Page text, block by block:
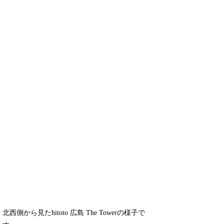
北西側から見たhitoto 広島 The Towerの様子で